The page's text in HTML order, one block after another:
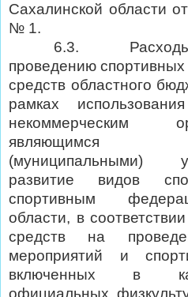
Сахалинской области
№ 1.
6.3.
проведению
средств областного
рамках
некоммерческим
являющимся
(муниципальными)
развитие видов
спортивным
области, в
средств на
мероприятий и
включенных в
официальных